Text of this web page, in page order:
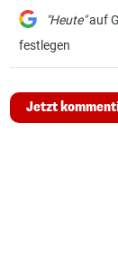
"Heute"auf
festlegen
Jetzt